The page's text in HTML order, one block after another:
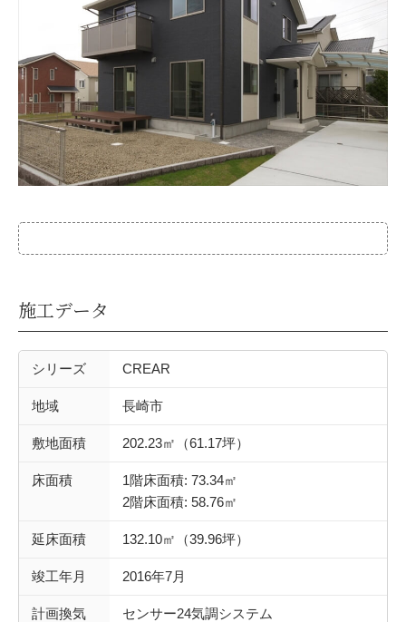
新築
リフォーム
不動産情報
戸建賃貸経営
企業情報
施工データ
シリーズ CREAR
地域 長崎市
敷地面積 202.23㎡（61.17坪）
床面積
1階床面積: 73.34㎡
2階床面積: 58.76㎡
延床面積 132.10㎡（39.96坪）
竣工年月 2016年7月
計画換気 センサー24気調システム